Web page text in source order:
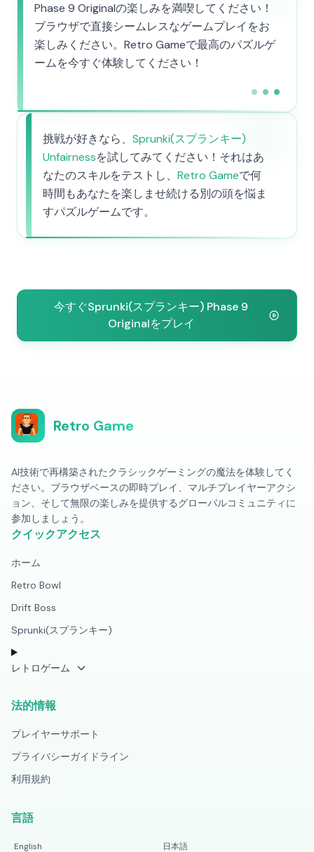
Phase 9 Originalの楽しみを満喫してください！
ブラウザで直接シームレスなゲームプレイをお
楽しみください。Retro Gameで最高のパズルゲ
ームを今すぐ体験してください！
挑戦が好きなら、 Sprunki(スプランキー)
Unfairnessを試してみてください！それはあ
なたのスキルをテストし、 Retro Gameで何
時間もあなたを楽しませ続ける別の頭を悩ま
すパズルゲームです。
今すぐSprunki(スプランキー) Phase 9
Originalをプレイ
Retro Game
AI技術で再構築されたクラシックゲーミングの魔法を体験してく
ださい。ブラウザベースの即時プレイ、マルチプレイヤーアクシ
ョン、そして無限の楽しみを提供するグローバルコミュニティに
参加しましょう。
クイックアクセス
ホーム
Retro Bowl
Drift Boss
Sprunki(スプランキー)
レトロゲーム
法的情報
プレイヤーサポート
プライバシーガイドライン
利用規約
言語
English 日本語